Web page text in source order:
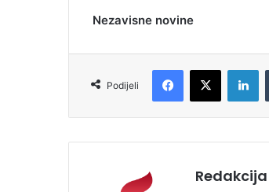
Nezavisne novine
Podijeli
Redakcija